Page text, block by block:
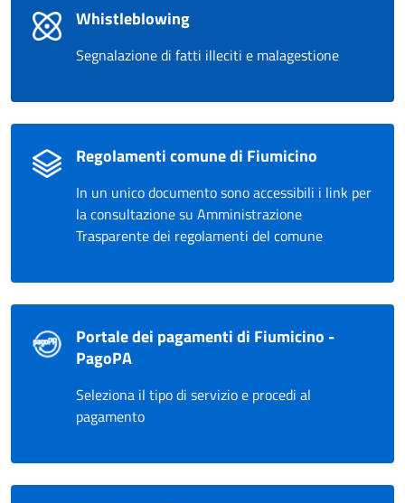
Whistleblowing
Segnalazione di fatti illeciti e malagestione
Regolamenti comune di Fiumicino
In un unico documento sono accessibili i link per
la consultazione su Amministrazione
Trasparente dei regolamenti del comune
Portale dei pagamenti di Fiumicino -
PagoPA
Seleziona il tipo di servizio e procedi al
pagamento